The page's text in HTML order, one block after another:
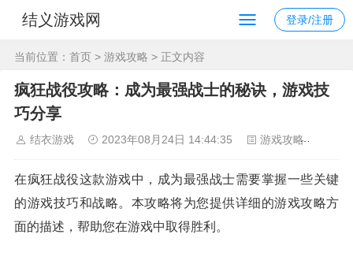
结义游戏网 登录/注册
当前位置： 首页 > 游戏攻略 > 正文内容
疯狂战役攻略：成为最强战士的秘诀，游戏技
巧分享
结衣游戏 2023年08月24日 14:44:35 游戏攻略
在疯狂战役这款游戏中，成为最强战士需要掌握一些关键
的游戏技巧和战略。本攻略将为您提供详细的游戏攻略方
面的描述，帮助您在游戏中取得胜利。